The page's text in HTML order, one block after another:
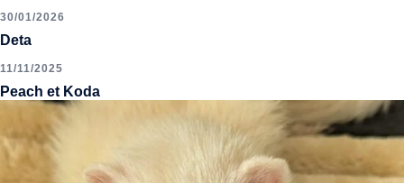
30/01/2026
Deta
11/11/2025
Peach et Koda